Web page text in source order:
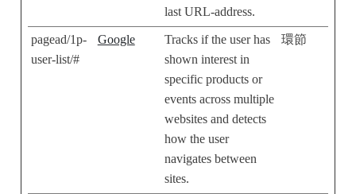
last URL-address.
pagead/1p-
user-list/#
Google
Tracks if the user has
shown interest in
specific products or
events across multiple
websites and detects
how the user
navigates between
sites.
環節